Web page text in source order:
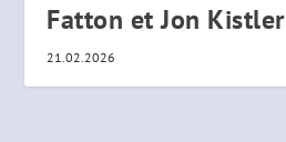
Fatton et Jon Kistler
21.02.2026